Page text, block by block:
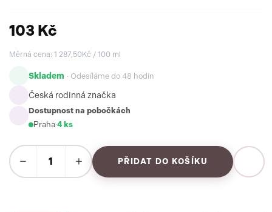
103 Kč
Měrná cena: 1 287,50Kč / 100 ml
Skladem · Odesíláme do 48 hodin
Česká rodinná značka
Dostupnost na pobočkách
Praha·4 ks
− + PŘIDAT DO KOŠÍKU